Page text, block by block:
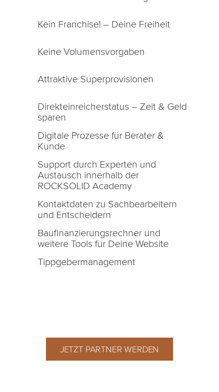
Kein Franchise! – Deine Freiheit
Keine Volumensvorgaben
Attraktive Superprovisionen
Direkteinreicherstatus – Zeit & Geld
sparen
Digitale Prozesse für Berater &
Kunde
Support durch Experten und
Austausch innerhalb der
ROCKSOLID Academy
Kontaktdaten zu Sachbearbeitern
und Entscheidern
Baufinanzierungsrechner und
weitere Tools für Deine Website
Tippgebermanagement
JETZT PARTNER WERDEN